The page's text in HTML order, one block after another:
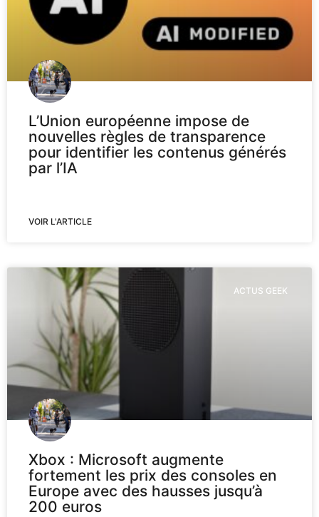
L’Union européenne impose de
nouvelles règles de transparence
pour identifier les contenus générés
par l’IA
VOIR L'ARTICLE
ACTUS GEEK
Xbox : Microsoft augmente
fortement les prix des consoles en
Europe avec des hausses jusqu’à
200 euros